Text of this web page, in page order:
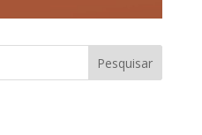
Pesquisar